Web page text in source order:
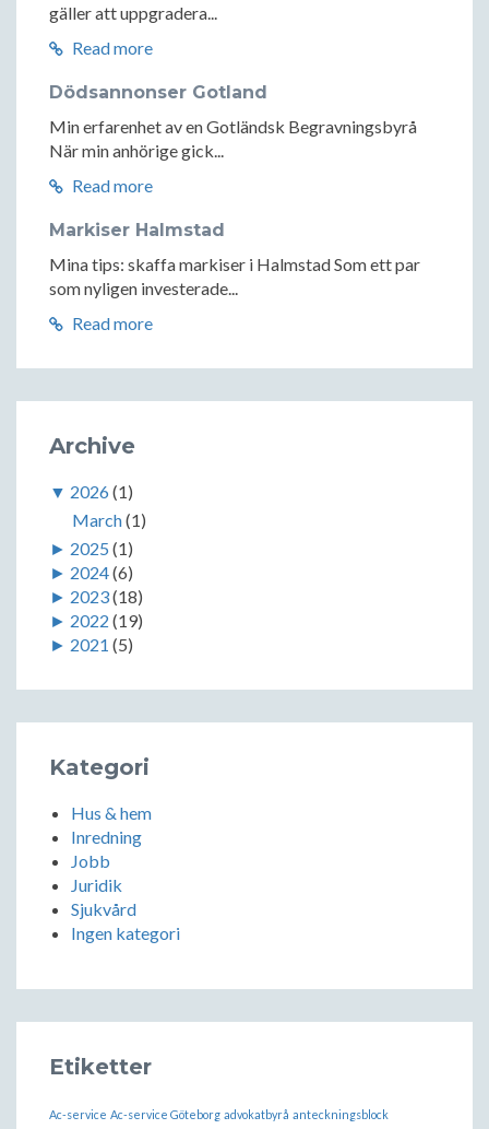
gäller att uppgradera...
Read more
Dödsannonser Gotland
Min erfarenhet av en Gotländsk Begravningsbyrå
När min anhörige gick...
Read more
Markiser Halmstad
Mina tips: skaffa markiser i Halmstad Som ett par
som nyligen investerade...
Read more
Archive
▼ 2026(1)
March(1)
► 2025 (1)
► 2024(6)
► 2023(18)
► 2022 (19)
► 2021 (5)
Kategori
Hus & hem
Inredning
Jobb
Juridik
Sjukvård
Ingen kategori
Etiketter
Ac-service Ac-service Göteborg advokatbyrå anteckningsblock